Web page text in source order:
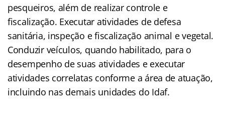
pesqueiros, além de realizar controle e
fiscalização. Executar atividades de defesa
sanitária, inspeção e fiscalização animal e vegetal.
Conduzir veículos, quando habilitado, para o
desempenho de suas atividades e executar
atividades correlatas conforme a área de atuação,
incluindo nas demais unidades do Idaf.